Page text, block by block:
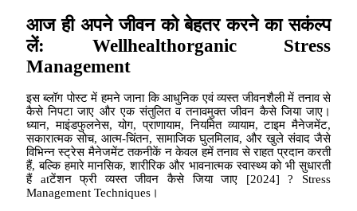
आज ही अपने जीवन को बेहतर करने का सकंल्प
लें: Wellhealthorganic Stress
Management
इस ब्लॉग पोस्ट में हमने जाना कि आधुनिक एवं व्यस्त जीवनशैली में तनाव से
कैसे निपटा जाए और एक संतुलित व तनावमुक्त जीवन कैसे जिया जाए।
ध्यान, माइंडफुलनेस, योग, प्राणायाम, नियमित व्यायाम, टाइम मैनेजमेंट,
सकारात्मक सोच, आत्म-चिंतन, सामाजिक घुलमिलाव, और खुले संवाद जैसे
विभिन्न स्ट्रेस मैनेजमेंट तकनीकें न केवल हमें तनाव से राहत प्रदान करती
हैं, बल्कि हमारे मानसिक, शारीरिक और भावनात्मक स्वास्थ्य को भी सुधारती
हैं atटेंशन फ्री व्यस्त जीवन कैसे जिया जाए [2024] ? Stress
Management Techniques।